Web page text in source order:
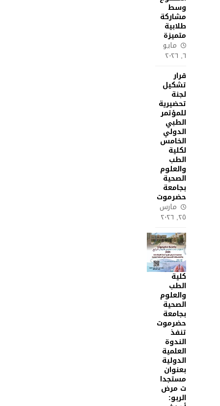
وسط
مشاركة
طلابية
متميزة
مايو
٦, ٢٠٢٦
قرار
تشكيل
لجنة
تحضيرية
للمؤتمر
الطبي
الدولي
الخامس
لكلية
الطب
والعلوم
الصحية
بجامعة
حضرموت
مارس
٢٥, ٢٠٢٦
كلية
الطب
والعلوم
الصحية
بجامعة
حضرموت
تنفذ
الندوة
العلمية
الدولية
بعنوان
مستجدا
ت مرض
الربو: